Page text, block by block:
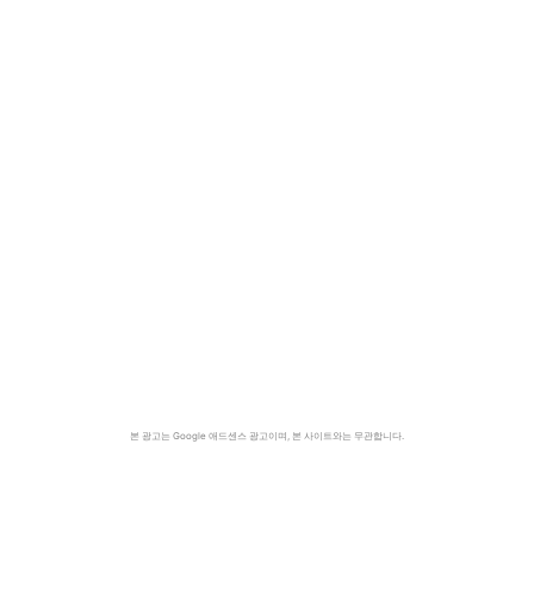
본 광고는 Google 애드센스 광고이며, 본 사이트와는 무관합니다.